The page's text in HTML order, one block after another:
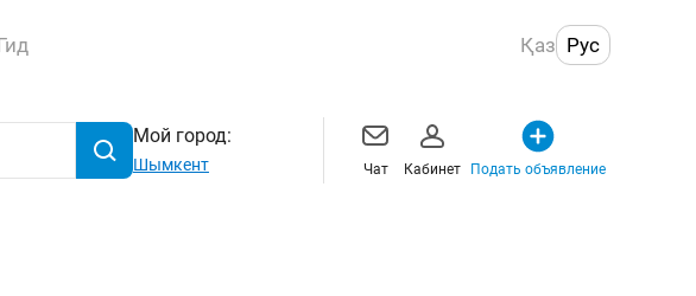
Қаз Рус
Мой город:
Шымкент Чат Кабинет Подать объявление